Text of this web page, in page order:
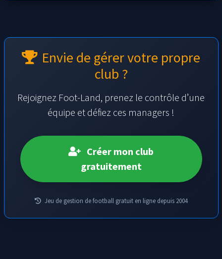
Envie de gérer votre propre
club ?
Rejoignez Foot-Land, prenez le contrôle d’une
équipe et défiez ces managers !
Créer mon club
gratuitement
Jeu de gestion de football gratuit en ligne depuis 2004